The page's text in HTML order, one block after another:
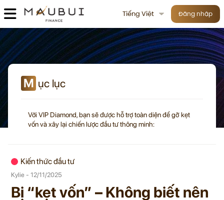
Tiếng Việt Đăng nhập
M ục lục
Với VIP Diamond, bạn sẽ được hỗ trợ toàn diện để gỡ kẹt
vốn và xây lại chiến lược đầu tư thông minh:
Kiến thức đầu tư
Kylie - 12/11/2025
Bị “kẹt vốn” – Không biết nên